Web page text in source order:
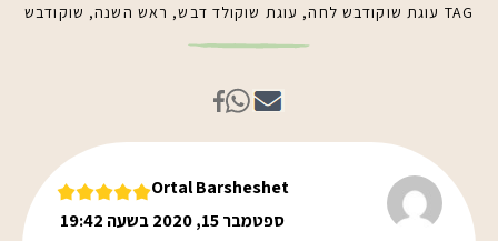
TAG עוגת שוקודבש לחה, עוגת שוקולד דבש, ראש השנה, שוקודבש
Ortal Barsheshet
ספטמבר 15, 2020 בשעה 19:42